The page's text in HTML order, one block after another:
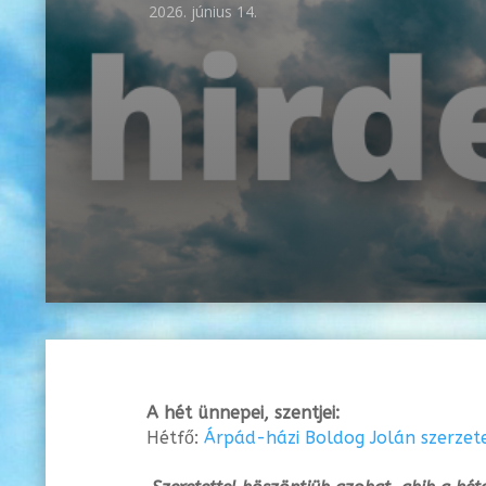
2026. június 14.
A hét ünnepei, szentjei:
Hétfő: Árpád-házi Boldog Jolán